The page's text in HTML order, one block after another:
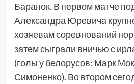
Баранок. В первом матче
Александра Юревича
хозяевам соревнований
затем сыграли вничью с
(голы у белорусов: Марк
Симоненко). Во втором